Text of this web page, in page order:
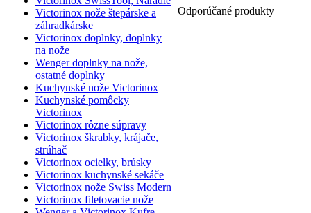
Victorinox nože štepárske a
záhradkárske
Victorinox doplnky, doplnky
na nože
Wenger doplnky na nože,
ostatné doplnky
Kuchynské nože Victorinox
Kuchynské pomôcky
Victorinox
Victorinox rôzne súpravy
Victorinox škrabky, krájače,
strúhač
Victorinox ocielky, brúsky
Victorinox kuchynské sekáče
Victorinox nože Swiss Modern
Victorinox filetovacie nože
Odporúčané produkty